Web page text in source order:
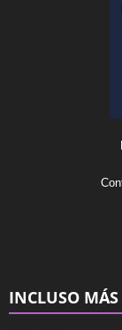
INCLUSO